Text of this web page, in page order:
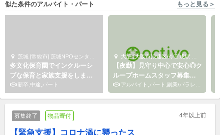
似た条件のアルバイト・パート もっと見る＞
茨城 [常総市] 茨城NPOセンターコモンズ
多文化保育園でインクルーシ
ブな保育と家族支援をしませ
んか新卒,中途,パート
大阪 [大阪市浪速区/今宮戎駅 徒歩6分] COCO
【夜勤】見守り中心で安心◎グ
ループホームスタッフ募集｜
未経験・WワークOK
アルバイト,パート,副業/パラレルキャリア
募集終了 物品寄付 4年以上前
【緊急支援】コロナ渦に襲ったス